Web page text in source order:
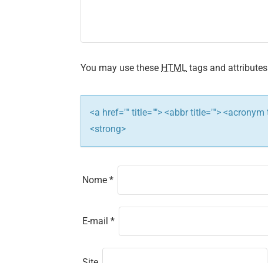
i
o
You may use these HTML tags and
<a href="" title=""> <abbr title="">
<strong>
Nome *
E-mail *